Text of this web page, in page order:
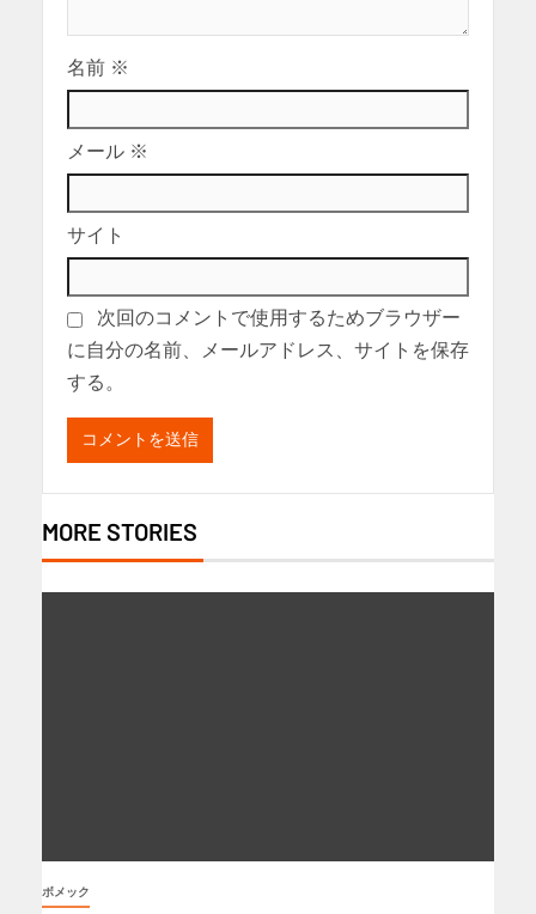
名前 ※
メール ※
サイト
次回のコメントで使用するためブラウザー
に自分の名前、メールアドレス、サイトを保存
する。
MORE STORIES
ボメック